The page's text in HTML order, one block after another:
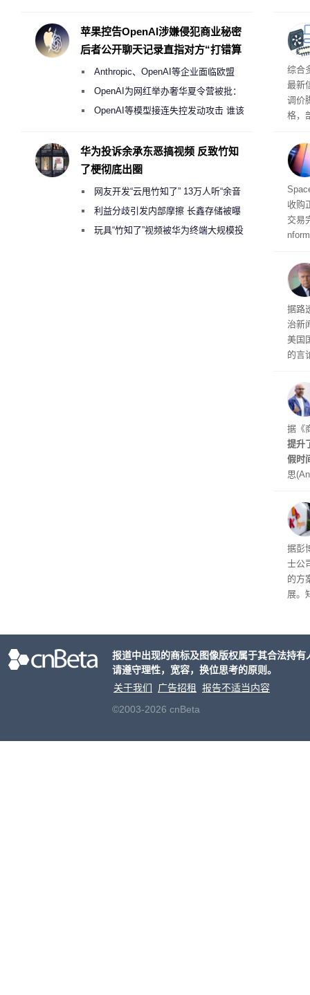
综合
最新
调价
格，
不断
品
收购
交易
周
时间
交
议，
易预
到倒
据路
治新
美国
的言
I行业
联邦
员已
其中
提交
是
据《
提升
假时
思
在7
了这
据彭
士公
的方
展。
片的
度
苹果控告OpenAI涉嫌侵犯商业秘密
后者公开聊天记录直指对方“打错算
Anthropic、OpenAI等企业面临欧盟
《人工智能法案》全新执法权限审查
OpenAI为网红举办奢华夏令营被批：
2000美元一晚 遭讽“反乌托邦”
OpenAI等模型接连失控发动攻击 谁该
华为投诉余承东恶搞视频 反致竹知
了梗彻底出圈
网友开发“云甩竹知了” 13万人听“余音
绕梁”利益分歧引发内部摩擦 长鑫存储被曝
曾将华为驻场工程师驱逐出研发基地
玩具“竹知了”视频被华为终端大规模投
报道中出现的商标及图像版权属于其合法持
请遵守理性，宽容，换位思考的原则。
关于我们
广告招租
报告不适当内容
©2003-2026 cnBeta